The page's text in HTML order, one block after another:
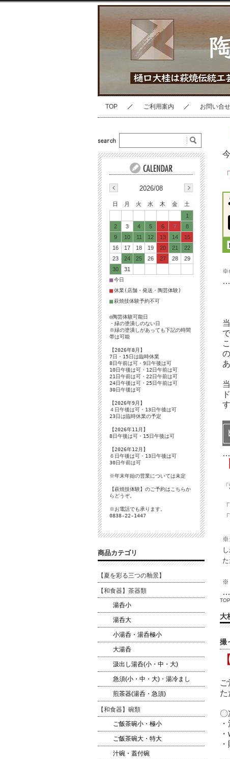
TOP ご利用案内 お問い合せ
※
す
※
※
TOP
大
撮
た
〇
2026/08
日 月 火 水 木 金
土
1
2
3 4 5 6 7
8
9
10 11 12 13 14
15
16
17 18 19 20 21
22
23
24 25 26 27 28
29
30
31
■今日
■休業(店舗・発送・陶芸体験)
■萩焼技体験予約不可
◎陶芸体験可能日
・緑の塗潰しのない日
※緑の塗潰しがあっても下記の時間
帯は可能
【2026年8月】
7日・15日は臨時休業
8日午前は可・9日午後は可
10日午後は可・12日午前は可
21日午前は可・22日午前は可
24日午後は可・25日午前は可
30日午後は可
【2026年9月】
４日午後は可・13日午後は可
23日は臨時休業の予定
【2026年11月】
8日午後は可・15日午後は可
【2026年12月】
６日午後は可・13日午後は可
30日午前は可
※年末年始の営業については未定
【萩焼技体験】のご予約は こちらか
らどうぞ。
※お電話でも承ります。
0838-22-1447
商品カテゴリ
【夏を彩る三つの釉景】
【和食器】茶器類
湯呑小
湯呑大
小湯呑・湯呑極小
大湯呑
汲出し湯呑(小・中・大)
急須(小・中・大)・湯冷まし
煎茶器(湯呑・急須)
【和食器】碗類
ご飯茶碗小・極小
ご飯茶碗大・特大
汁碗・蓋付碗